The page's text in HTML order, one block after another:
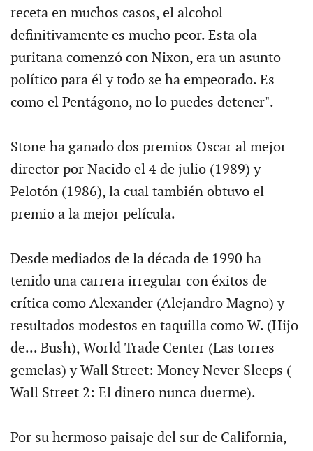
receta en muchos casos, el alcohol
definitivamente es mucho peor. Esta ola
puritana comenzó con Nixon, era un asunto
político para él y todo se ha empeorado. Es
como el Pentágono, no lo puedes detener".
Stone ha ganado dos premios Oscar al mejor
director por Nacido el 4 de julio (1989) y
Pelotón (1986), la cual también obtuvo el
premio a la mejor película.
Desde mediados de la década de 1990 ha
tenido una carrera irregular con éxitos de
crítica como Alexander (Alejandro Magno) y
resultados modestos en taquilla como W. (Hijo
de... Bush), World Trade Center (Las torres
gemelas) y Wall Street: Money Never Sleeps (
Wall Street 2: El dinero nunca duerme).
Por su hermoso paisaje del sur de California,